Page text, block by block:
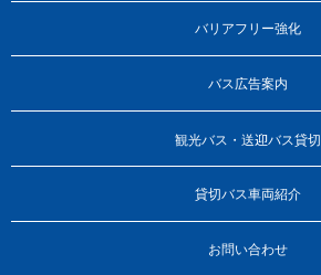
バリアフリー強化
バス広告案内
観光バス・送迎バス貸切
貸切バス車両紹介
お問い合わせ